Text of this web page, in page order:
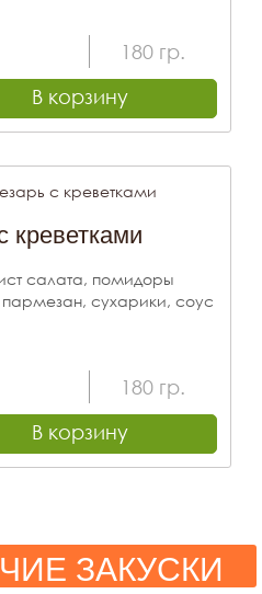
180 гр.
В корзину
креветками
салата, помидоры
сухарики, соус
180 гр.
В корзину
ЗАКУСКИ